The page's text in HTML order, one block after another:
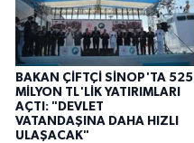
BAKAN ÇİFTÇİ SİNOP'TA 525
MİLYON TL'LİK YATIRIMLARI
AÇTI: "DEVLET
VATANDAŞINA DAHA HIZLI
ULAŞACAK"